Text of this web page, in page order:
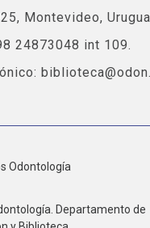
Montevideo,
24873048 int 109.
Odontología
Departamento de